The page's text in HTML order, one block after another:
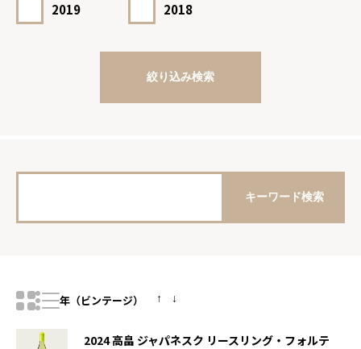
2019 2018
絞り込み検索
キーワード検索
年（ビンテージ）
2024高畠 ジャパネスク リースリング・フォルテ